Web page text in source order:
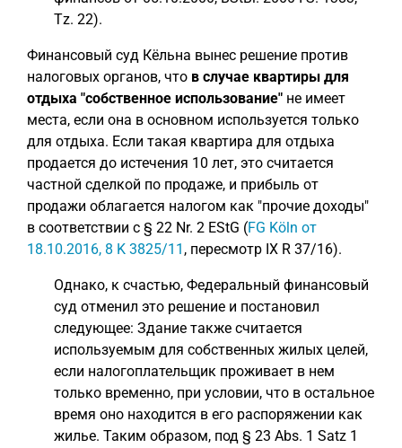
Tz. 22).
Финансовый суд Кёльна вынес решение против
налоговых органов, что в случае квартиры для
отдыха "собственное использование" не имеет
места, если она в основном используется только
для отдыха. Если такая квартира для отдыха
продается до истечения 10 лет, это считается
частной сделкой по продаже, и прибыль от
продажи облагается налогом как "прочие доходы"
в соответствии с § 22 Nr. 2 EStG (FG Köln от
18.10.2016, 8 K 3825/11 , пересмотр IX R 37/16).
Однако, к счастью, Федеральный финансовый
суд отменил это решение и постановил
следующее: Здание также считается
используемым для собственных жилых целей,
если налогоплательщик проживает в нем
только временно, при условии, что в остальное
время оно находится в его распоряжении как
жилье. Таким образом, под § 23 Abs. 1 Satz 1